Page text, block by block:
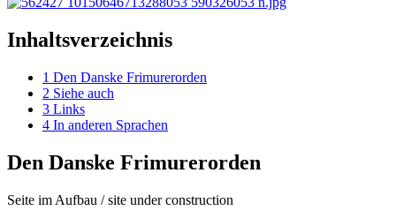
Inhaltsverzeichnis
1 Den Danske Frimurerorden
2 Siehe auch
3 Links
4 In anderen Sprachen
Den Danske Frimurerorden
Seite im Aufbau / site under construction